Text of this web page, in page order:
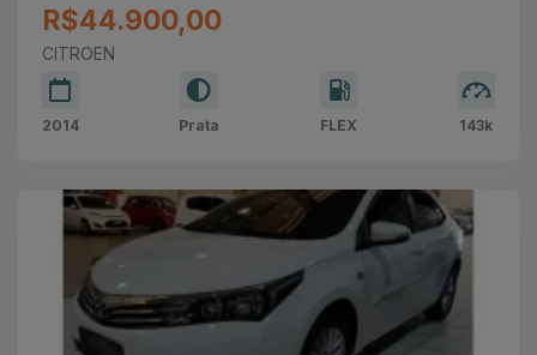
R$44.900,00
CITROEN
2014 Prata FLEX 143k